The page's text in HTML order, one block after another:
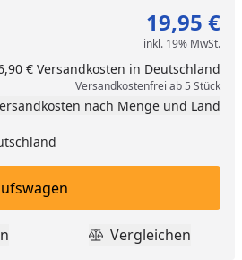
erhöhen
19,95 €
inkl. 19% MwSt.
€ Versandkosten in Deutschland
Versandkostenfrei ab 5 Stück
nach Menge und Land
Einkaufswagen legen
Produkt
Vergleichen